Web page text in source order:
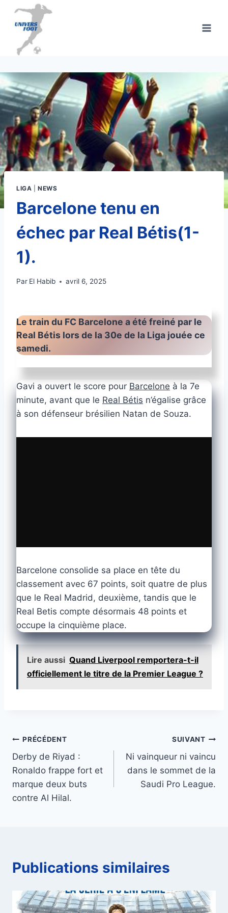
Aller
contenu
LIGA |NEWS
Barcelone tenu en
échec par Real Bétis(1-
1).
Par El Habib avril 6, 2025
Le train du FC Barcelone a été freiné par le
Real Bétis lors de la 30e de la Liga jouée ce
samedi.
Gavi a ouvert le score pour Barcelone à la 7e
minute, avant que le Real Bétis n’égalise grâce
à son défenseur brésilien Natan de Souza.
Barcelone consolide sa place en tête du
classement avec 67 points, soit quatre de plus
que le Real Madrid, deuxième, tandis que le
Real Betis compte désormais 48 points et
occupe la cinquième place.
Lire aussi Quand Liverpool remportera-t-il
officiellement le titre de la Premier League ?
Navigation
de
l’article
PRÉCÉDENT
Derby de Riyad :
Ronaldo frappe fort et
marque deux buts
contre Al Hilal.
SUIVANT
Ni vainqueur ni vaincu
dans le sommet de la
Saudi Pro League.
Publications similaires